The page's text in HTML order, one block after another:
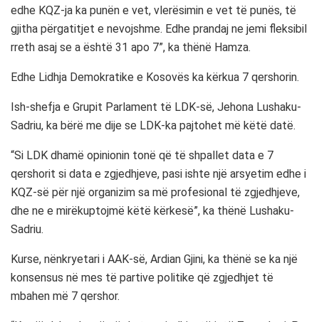
edhe KQZ-ja ka punën e vet, vlerësimin e vet të punës, të
gjitha përgatitjet e nevojshme. Edhe prandaj ne jemi fleksibil
rreth asaj se a është 31 apo 7”, ka thënë Hamza.
Edhe Lidhja Demokratike e Kosovës ka kërkua 7 qershorin.
Ish-shefja e Grupit Parlament të LDK-së, Jehona Lushaku-
Sadriu, ka bërë me dije se LDK-ka pajtohet më këtë datë.
“Si LDK dhamë opinionin tonë që të shpallet data e 7
qershorit si data e zgjedhjeve, pasi ishte një arsyetim edhe i
KQZ-së për një organizim sa më profesional të zgjedhjeve,
dhe ne e mirëkuptojmë këtë kërkesë”, ka thënë Lushaku-
Sadriu.
Kurse, nënkryetari i AAK-së, Ardian Gjini, ka thënë se ka një
konsensus në mes të partive politike që zgjedhjet të
mbahen më 7 qershor.